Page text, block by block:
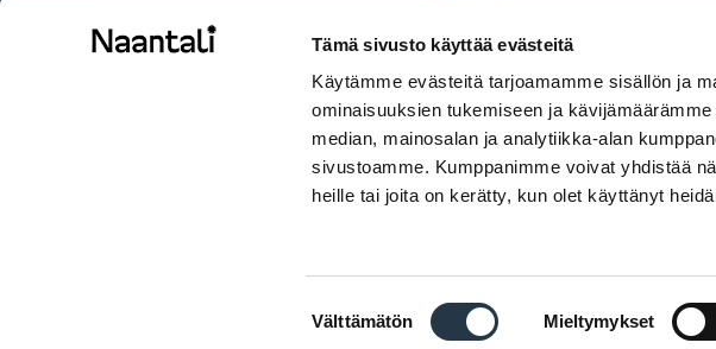
Tämä sivusto käyttää evästeitä
Käytämme evästeitä tarjoamamme sisällön ja
ominaisuuksien tukemiseen ja
median, mainosalan ja analytiikka-alan
sivustoamme. Kumppanimme voivat yhdistää
heille tai joita on kerätty, kun olet käyttänyt
Välttämätön Mieltymykset